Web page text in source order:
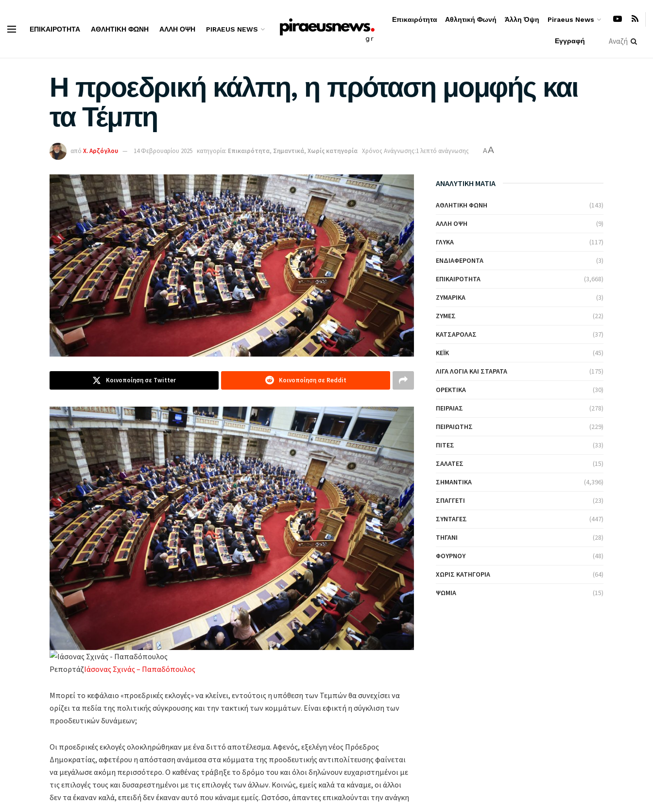
ΕΠΙΚΑΙΡΌΤΗΤΑ ΑΘΛΗΤΙΚΉ ΦΩΝΉ ΆΛΛΗ ΌΨΗ PIRAEUS NEWS
Επικαιρότητα Αθλητική Φωνή Άλλη Όψη Piraeus News
Εγγραφή
Η προεδρική κάλπη, η πρόταση μομφής και
τα Τέμπη
από Χ. Αρζόγλου 14 Φεβρουαρίου 2025 κατηγορία: Επικαιρότητα, Σημαντικά, Χωρίς κατηγορία Χρόνος Ανάγνωσης:1 λεπτό ανάγνωσης AA
Κοινοποίηση σε Twitter Κοινοποίηση σε Reddit
ΡεπορτάζΙάσονας Σχινάς – Παπαδόπουλος
Μπορεί το κεφάλαιο «προεδρικές εκλογές» να κλείνει, εντούτοις η υπόθεση των Τεμπών θα συνεχίσει να
ορίζει τα πεδία της πολιτικής σύγκρουσης και την τακτική των κομμάτων. Είναι εφικτή η σύγκλιση των
προοδευτικών δυνάμεων;
Οι προεδρικές εκλογές ολοκληρώθηκαν με ένα διττό αποτέλεσμα. Αφενός, εξελέγη νέος Πρόεδρος
Δημοκρατίας, αφετέρου η απόσταση ανάμεσα στα κόμματα της προοδευτικής αντιπολίτευσης φαίνεται
να μεγάλωσε ακόμη περισσότερο. Ο καθένας τράβηξε το δρόμο του και όλοι δηλώνουν ευχαριστημένοι με
τις επιλογές τους και δυσαρεστημένοι με τις επιλογές των άλλων. Κοινώς, εμείς καλά τα κάναμε, οι άλλοι
δεν τα έκαναν καλά, επειδή δεν έκαναν αυτό που κάναμε εμείς. Ωστόσο, άπαντες επικαλούνται την ανάγκη
ΑΝΑΛΥΤΙΚΗ ΜΑΤΙΑ
ΑΘΛΗΤΙΚΉ ΦΩΝΉ (143)
ΆΛΛΗ ΌΨΗ (9)
ΓΛΥΚΆ (117)
ΕΝΔΙΑΦΈΡΟΝΤΑ (3)
ΕΠΙΚΑΙΡΌΤΗΤΑ (3,668)
ΖΥΜΑΡΙΚΆ (3)
ΖΎΜΕΣ (22)
ΚΑΤΣΑΡΌΛΑΣ (37)
ΚΈΙΚ (45)
ΛΊΓΑ ΛΌΓΙΑ ΚΑΙ ΣΤΑΡΆΤΑ (175)
ΟΡΕΚΤΙΚΆ (30)
ΠΕΙΡΑΙΆΣ (278)
ΠΕΙΡΑΙΏΤΗΣ (229)
ΠΊΤΕΣ (33)
ΣΑΛΆΤΕΣ (15)
ΣΗΜΑΝΤΙΚΆ (4,396)
ΣΠΑΓΓΈΤΙ (23)
ΣΥΝΤΑΓΈΣ (447)
ΤΗΓΆΝΙ (28)
ΦΟΎΡΝΟΥ (48)
ΧΩΡΊΣ ΚΑΤΗΓΟΡΊΑ (64)
ΨΩΜΙΆ (15)